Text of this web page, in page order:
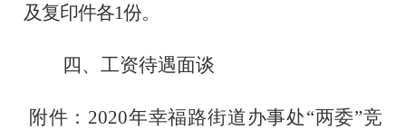
及复印件各1份。
四、工资待遇面谈
附件： 2020年幸福路街道办事处“两委”竞